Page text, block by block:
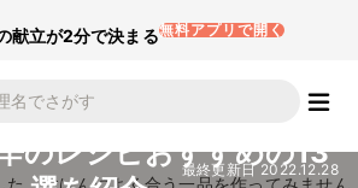
献立が2分で決まる無料アプリで開く
のレシピおすすめの13
最終更新日2022.12.28
、ごはんによく合う一品を作ってみません